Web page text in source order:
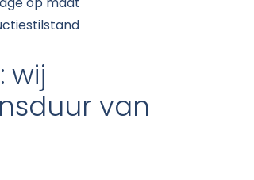
op maat
wij
van